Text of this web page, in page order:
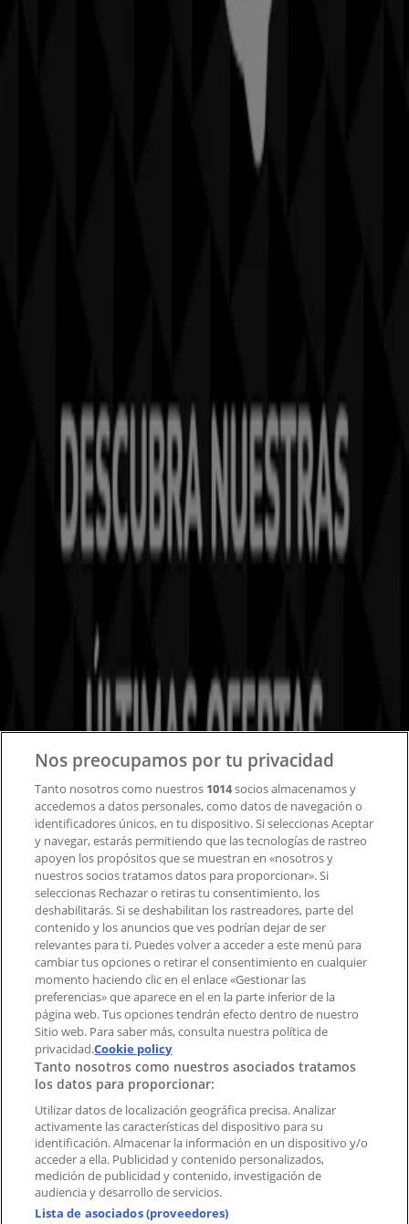
Tiendeo forma parte de Shopfully, la empresa
tecnológica que está reinventando las compras locales
en todo el mundo.
¿Qué hacemos?
Soluciones para empresas
Noticias y prensa
Trabaja con nosotros
Contacto comercial y de marketing
Tienda mal colocada en el mapa
Notificar un folleto
¿Encontraste un problema en la web o en la
aplicación?
Índices
Marcas
Marcas locales
Negocios
Negocios cercanos
Productos
Productos locales
Ciudades
Descargar la APP Tiendeo
Nos preocupamos por tu privacidad
Tanto nosotros como nuestros 1014socios almacenamos y
accedemos a datos personales, como datos de navegación o
identificadores únicos, en tu dispositivo. Si seleccionas Aceptar
y navegar, estarás permitiendo que las tecnologías de rastreo
apoyen los propósitos que se muestran en «nosotros y
nuestros socios tratamos datos para proporcionar». Si
seleccionas Rechazar o retiras tu consentimiento, los
deshabilitarás. Si se deshabilitan los rastreadores, parte del
contenido y los anuncios que ves podrían dejar de ser
relevantes para ti. Puedes volver a acceder a este menú para
cambiar tus opciones o retirar el consentimiento en cualquier
momento haciendo clic en el enlace «Gestionar las
preferencias» que aparece en el en la parte inferior de la
página web. Tus opciones tendrán efecto dentro de nuestro
Sitio web. Para saber más, consulta nuestra política de
privacidad.Cookie policy
Tanto nosotros como nuestros asociados tratamos
los datos para proporcionar:
Utilizar datos de localización geográfica precisa. Analizar
activamente las características del dispositivo para su
identificación. Almacenar la información en un dispositivo y/o
acceder a ella. Publicidad y contenido personalizados,
medición de publicidad y contenido, investigación de
audiencia y desarrollo de servicios.
Lista de asociados (proveedores)